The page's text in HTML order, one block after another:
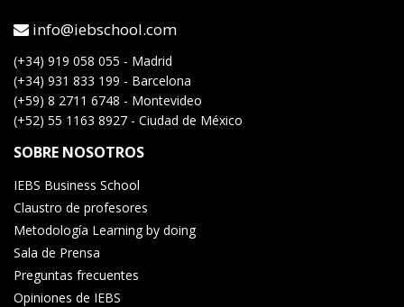
info@iebschool.com
(+34) 919 058 055 - Madrid
(+34) 931 833 199 - Barcelona
(+59) 8 2711 6748 - Montevideo
(+52) 55 1163 8927 - Ciudad de México
SOBRE NOSOTROS
IEBS Business School
Claustro de profesores
Metodología Learning by doing
Sala de Prensa
Preguntas frecuentes
Opiniones de IEBS